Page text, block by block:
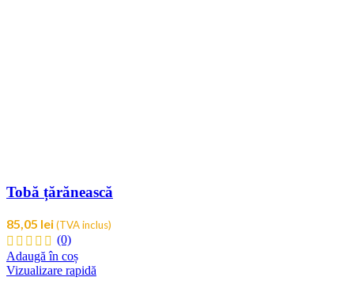
Tobă țărănească
85,05 lei(TVA inclus)
(0)
Adaugă în coș
Vizualizare rapidă